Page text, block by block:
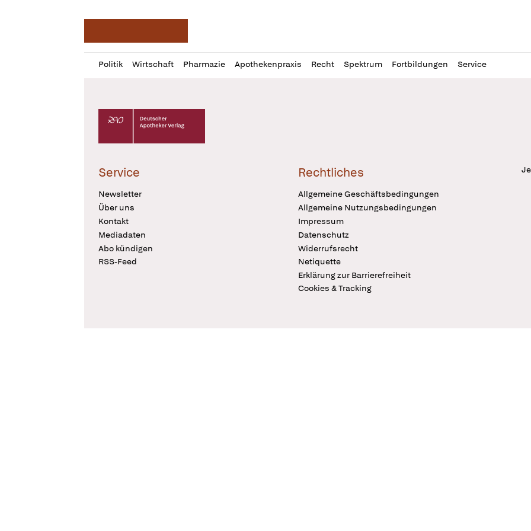
Politik Wirtschaft Pharmazie Apothekenpraxis Recht Spektrum Fortbildungen Service
Profil
öffnen
Daz
Pur
Deutscher Apotheker Verlag Logo
Service
Newsletter
Über uns
Kontakt
Mediadaten
Abo kündigen
RSS-Feed
Rechtliches
Allgemeine Geschäftsbedingungen
Allgemeine Nutzungsbedingungen
Impressum
Datenschutz
Widerrufsrecht
Netiquette
Erklärung zur Barrierefreiheit
Cookies & Tracking